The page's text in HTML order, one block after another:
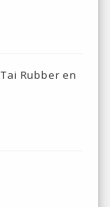
Rubber en